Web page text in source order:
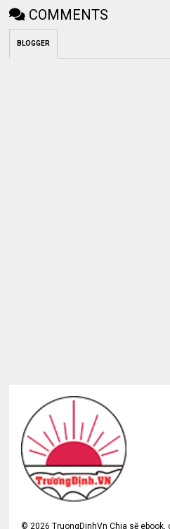
COMMENTS
BLOGGER
©2026 TruongDinhVn Chia sẽ